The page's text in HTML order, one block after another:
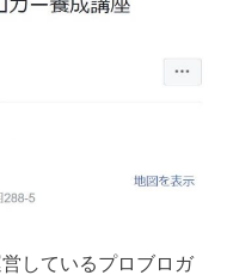
しているプロブロガ